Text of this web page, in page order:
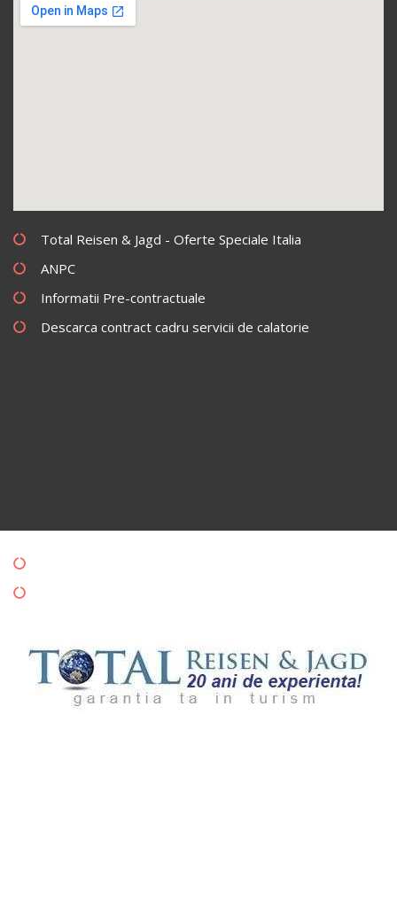
Total Reisen & Jagd - Oferte Speciale Italia
ANPC
Informatii Pre-contractuale
Descarca contract cadru servicii de calatorie